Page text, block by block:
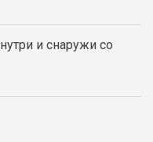
и снаружи со